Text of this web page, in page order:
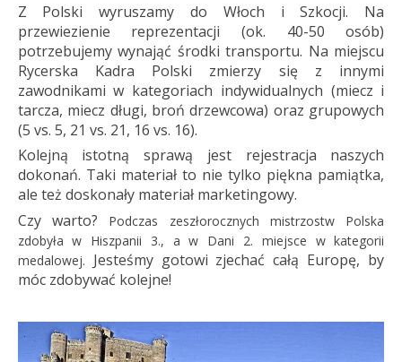
Z Polski wyruszamy do Włoch i Szkocji. Na
przewiezienie reprezentacji (ok. 40-50 osób)
potrzebujemy wynająć środki transportu. Na miejscu
Rycerska Kadra Polski zmierzy się z innymi
zawodnikami w kategoriach indywidualnych (miecz i
tarcza, miecz długi, broń drzewcowa) oraz grupowych
(5 vs. 5, 21 vs. 21, 16 vs. 16).
Kolejną istotną sprawą jest rejestracja naszych
dokonań. Taki materiał to nie tylko piękna pamiątka,
ale też doskonały materiał marketingowy.
Czy warto?
Podczas zeszłorocznych mistrzostw Polska
zdobyła w Hiszpanii 3., a w Dani 2. miejsce w kategorii
medalowej. Jesteśmy gotowi zjechać całą Europę, by
móc zdobywać kolejne!